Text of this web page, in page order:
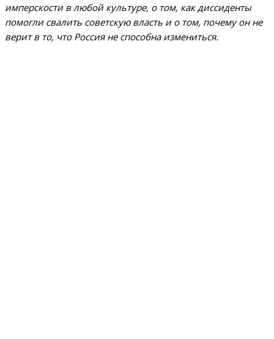
имперскости в любой культуре, о том, как диссиденты
помогли свалить советскую власть и о том, почему он не
верит в то, что Россия не способна измениться.